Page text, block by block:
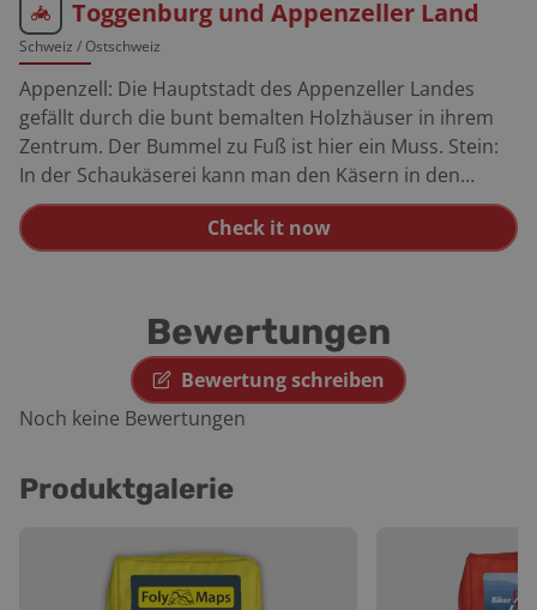
Toggenburg und Appenzeller Land
Schweiz / Ostschweiz
Appenzell: Die Hauptstadt des Appenzeller Landes
gefällt durch die bunt bemalten Holzhäuser in ihrem
Zentrum. Der Bummel zu Fuß ist hier ein Muss. Stein:
In der Schaukäserei kann man den Käsern in den
Käsebottich schauen. Quinten: Das malerische Dorf
liegt am nördlichen Ufer desWalensees gegenüber von
Murg und ist nur per Boot zu erreichen.
mittels einiger recht ordentlicher Kurven und Kehren
Neu-St. Johann mit Urnäsch.
Check it now
Bewertungen
Bewertung schreiben
Noch keine Bewertungen
Produktgalerie